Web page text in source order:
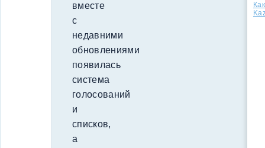
вместе
с
недавними
обновлениями
появилась
система
голосований
и
списков,
а